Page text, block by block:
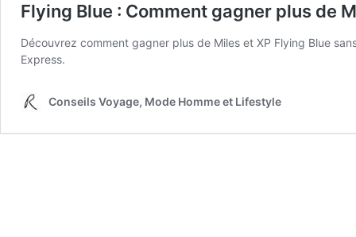
Flying Blue : Comment gagner plus de
Découvrez comment gagner plus de Miles et XP Flying Blue
Express.
Conseils Voyage, Mode Homme et Lifestyle